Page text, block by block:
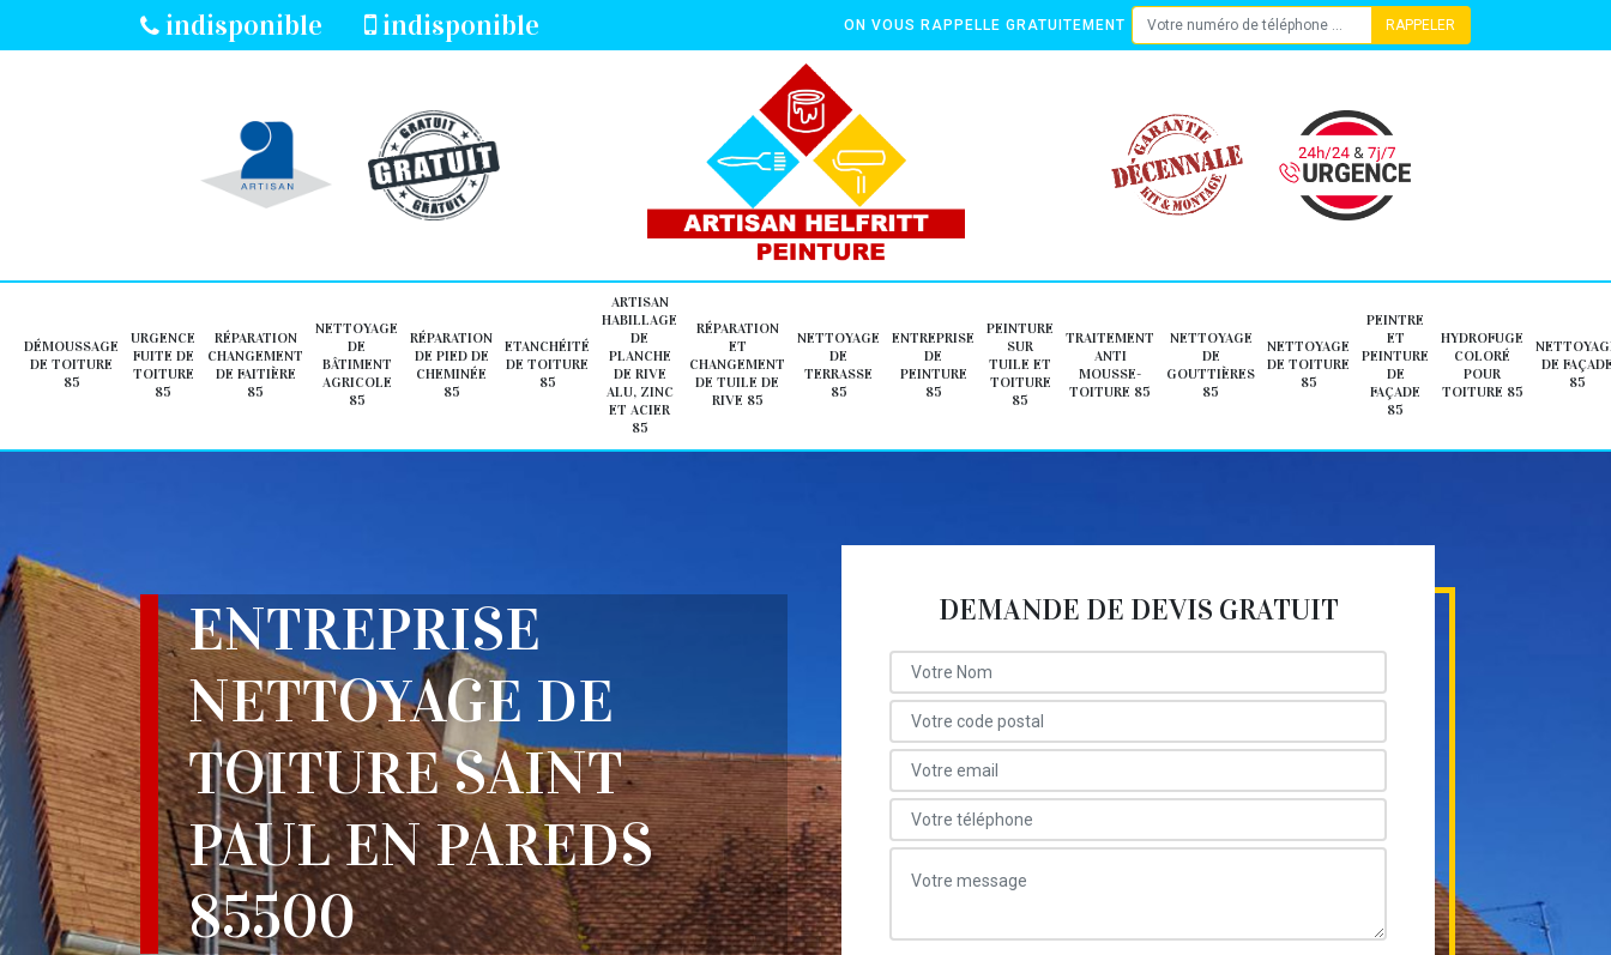
indisponible indisponible ON VOUS RAPPELLE GRATUITEMENT
DÉMOUSSAGE
DE TOITURE
85
URGENCE
FUITE DE
TOITURE
85
RÉPARATION
CHANGEMENT
DE FAITIÈRE
85
NETTOYAGE
DE
BÂTIMENT
AGRICOLE
85
RÉPARATION
DE PIED DE
CHEMINÉE
85
ETANCHÉITÉ
DE TOITURE
85
ARTISAN
HABILLAGE
DE
PLANCHE
DE RIVE
ALU, ZINC
ET ACIER
85
RÉPARATION
ET
CHANGEMENT
DE TUILE DE
RIVE 85
NETTOYAGE
DE
TERRASSE
85
ENTREPRISE
DE
PEINTURE
85
PEINTURE
SUR
TUILE ET
TOITURE
85
TRAITEMENT
ANTI
MOUSSE-
TOITURE 85
NETTOYAGE
DE
GOUTTIÈRES
85
NETTOYAGE
DE TOITURE
85
PEINTRE
ET
PEINTURE
DE
FAÇADE
85
HYDROFUGE
COLORÉ
POUR
TOITURE 85
DE
85
ENTREPRISE
NETTOYAGE DE
TOITURE SAINT
PAUL EN PAREDS
85500
DEMANDE DE DEVIS GRATUIT